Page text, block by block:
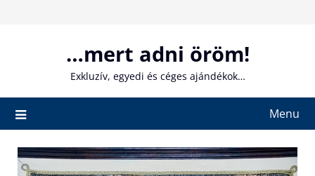
…mert adni öröm!
Exkluzív, egyedi és céges ajándékok…
Menu